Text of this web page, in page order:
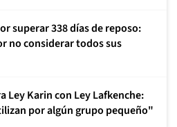
superar 338 días de reposo:
no considerar todos sus
Ley Karin con Ley Lafkenche:
por algún grupo pequeño"